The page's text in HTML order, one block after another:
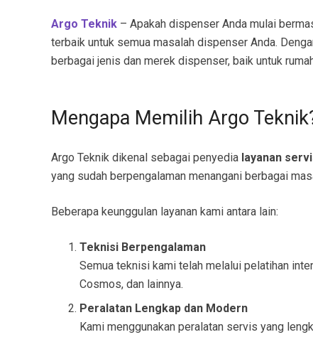
Argo Teknik – Apakah dispenser Anda mulai
terbaik untuk semua masalah dispenser Anda.
berbagai jenis dan merek dispenser, baik untuk
Mengapa Memilih Argo
Argo Teknik dikenal sebagai penyedia layanan
yang sudah berpengalaman menangani berbagai
Beberapa keunggulan layanan kami antara lain:
Teknisi Berpengalaman
Semua teknisi kami telah melalui pelatihan
Cosmos, dan lainnya.
Peralatan Lengkap dan Modern
Kami menggunakan peralatan servis yang